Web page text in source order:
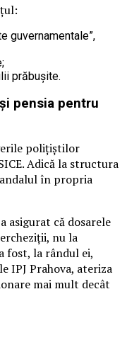
guvernamentale”,
prăbușite.
pensia pentru
polițiștilor
Adică la structura
în propria
asigurat că dosarele
nu la
fost, la rândul ei,
IPJ Prahova, ateriza
mai mult decât